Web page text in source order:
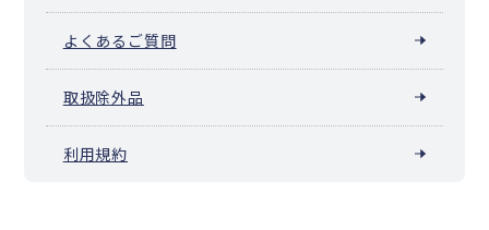
よくあるご質問
取扱除外品
利用規約